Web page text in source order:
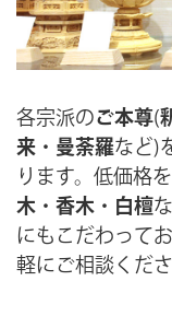
各宗派のご本尊(
来 ・ 曼荼羅など)
ります。低価格
木 ・ 香木 ・ 白檀
にもこだわってお
軽にご相談くださ